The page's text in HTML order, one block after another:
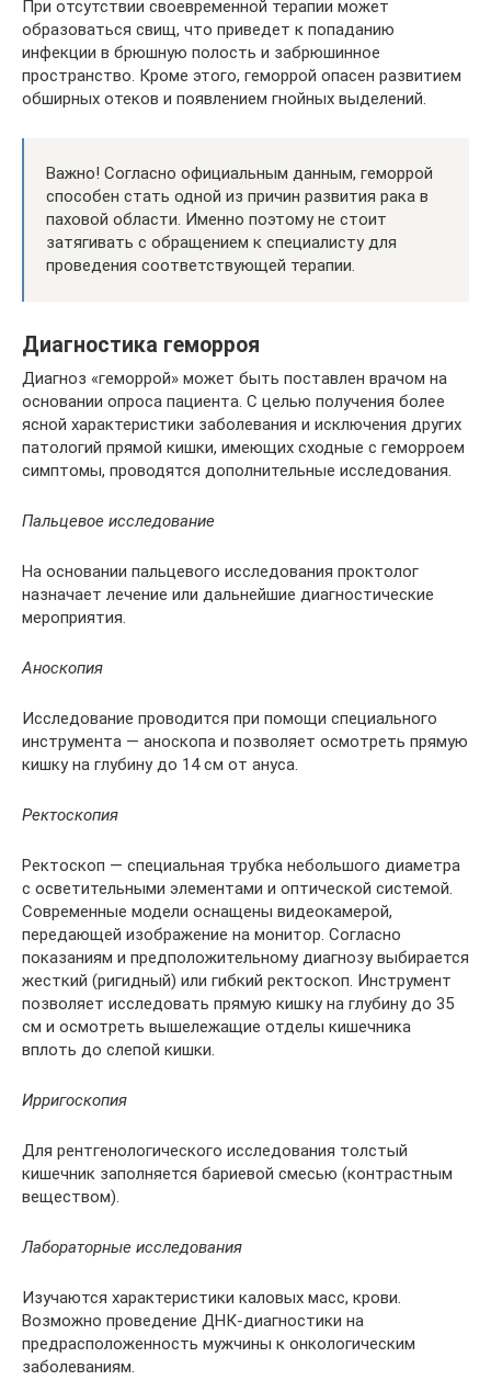
При отсутствии своевременной терапии может
образоваться свищ, что приведет к попаданию
инфекции в брюшную полость и забрюшинное
пространство. Кроме этого, геморрой опасен развитием
обширных отеков и появлением гнойных выделений.
Важно! Согласно официальным данным, геморрой
способен стать одной из причин развития рака в
паховой области. Именно поэтому не стоит
затягивать с обращением к специалисту для
проведения соответствующей терапии.
Диагностика геморроя
Диагноз «геморрой» может быть поставлен врачом на
основании опроса пациента. С целью получения более
ясной характеристики заболевания и исключения других
патологий прямой кишки, имеющих сходные с геморроем
симптомы, проводятся дополнительные исследования.
Пальцевое исследование
На основании пальцевого исследования проктолог
назначает лечение или дальнейшие диагностические
мероприятия.
Аноскопия
Исследование проводится при помощи специального
инструмента — аноскопа и позволяет осмотреть прямую
кишку на глубину до 14 см от ануса.
Ректоскопия
Ректоскоп — специальная трубка небольшого диаметра
с осветительными элементами и оптической системой.
Современные модели оснащены видеокамерой,
передающей изображение на монитор. Согласно
показаниям и предположительному диагнозу выбирается
жесткий (ригидный) или гибкий ректоскоп. Инструмент
позволяет исследовать прямую кишку на глубину до 35
см и осмотреть вышележащие отделы кишечника
вплоть до слепой кишки.
Ирригоскопия
Для рентгенологического исследования толстый
кишечник заполняется бариевой смесью (контрастным
веществом).
Лабораторные исследования
Изучаются характеристики каловых масс, крови.
Возможно проведение ДНК-диагностики на
предрасположенность мужчины к онкологическим
заболеваниям.